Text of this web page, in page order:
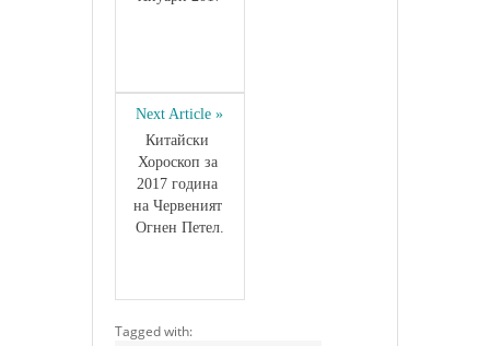
Next Article »
Китайски
Хороскоп за
2017 година
на Червеният
Огнен Петел.
Tagged with: